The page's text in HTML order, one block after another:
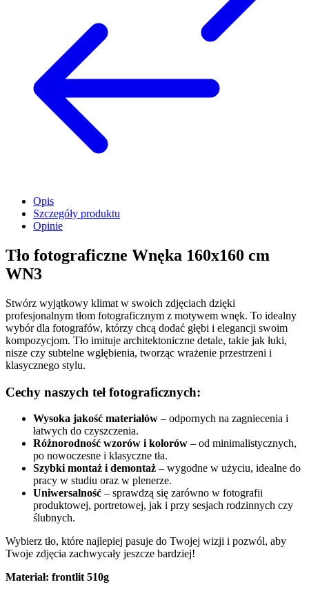
Opis
Szczegóły produktu
Opinie
Tło fotograficzne Wnęka 160x160 cm
WN3
Stwórz wyjątkowy klimat w swoich zdjęciach dzięki
profesjonalnym tłom fotograficznym z motywem wnęk. To idealny
wybór dla fotografów, którzy chcą dodać głębi i elegancji swoim
kompozycjom. Tło imituje architektoniczne detale, takie jak łuki,
nisze czy subtelne wgłębienia, tworząc wrażenie przestrzeni i
klasycznego stylu.
Cechy naszych teł fotograficznych:
Wysoka jakość materiałów – odpornych na zagniecenia i
łatwych do czyszczenia.
Różnorodność wzorów i kolorów – od minimalistycznych,
po nowoczesne i klasyczne tła.
Szybki montaż i demontaż – wygodne w użyciu, idealne do
pracy w studiu oraz w plenerze.
Uniwersalność – sprawdzą się zarówno w fotografii
produktowej, portretowej, jak i przy sesjach rodzinnych czy
ślubnych.
Wybierz tło, które najlepiej pasuje do Twojej wizji i pozwól, aby
Twoje zdjęcia zachwycały jeszcze bardziej!
Materiał: frontlit 510g